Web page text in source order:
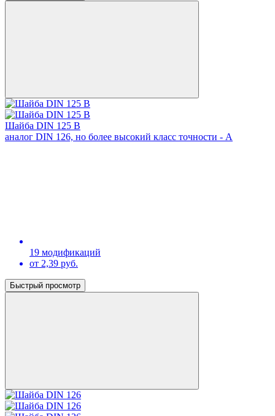
Шайба DIN 125 B
аналог DIN 126, но более высокий класс точности - A
19 модификаций
от 2,39 руб.
Быстрый просмотр